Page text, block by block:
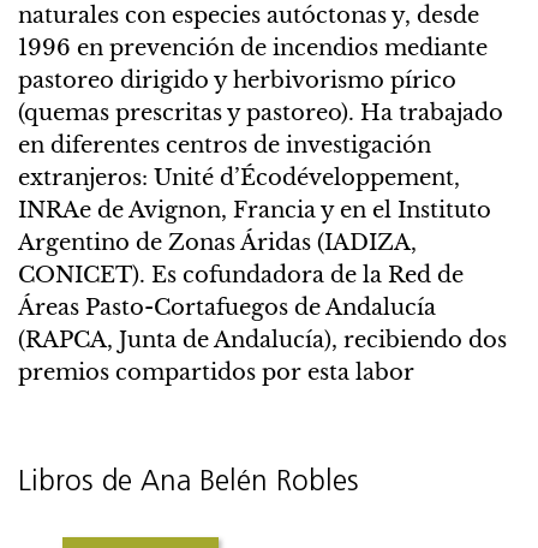
naturales con especies autóctonas y, desde
1996 en prevención de incendios mediante
pastoreo dirigido y herbivorismo pírico
(quemas prescritas y pastoreo). Ha trabajado
en diferentes centros de investigación
extranjeros: Unité d’Écodéveloppement,
INRAe de Avignon, Francia y en el Instituto
Argentino de Zonas Áridas (IADIZA,
CONICET). Es cofundadora de la Red de
Áreas Pasto-Cortafuegos de Andalucía
(RAPCA, Junta de Andalucía), recibiendo dos
premios compartidos por esta labor
Libros de Ana Belén Robles